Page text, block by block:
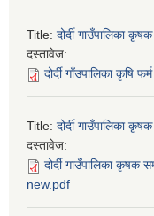
Title: दोर्दी गाउँपालिका
दस्तावेज:
दोर्दी गाँउपालिका कृषि
Title: दोर्दी गाउँपालिका
दस्तावेज:
दोर्दी गाउँपालिका कृषक
new.pdf